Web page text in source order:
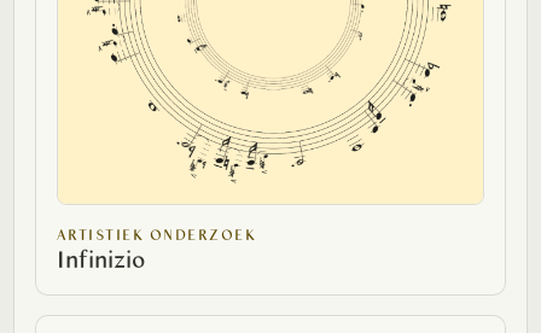
ARTISTIEK ONDERZOEK
Infinizio